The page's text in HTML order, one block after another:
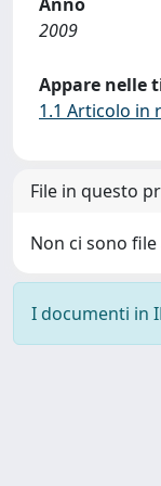
2009
Appare nelle
1.1 Articolo in
File in questo
Non ci sono
I documenti in